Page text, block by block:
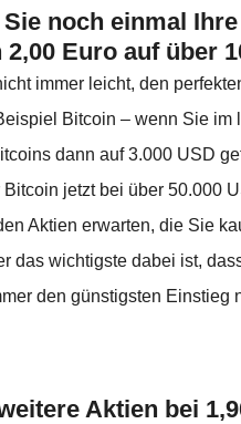
noch einmal
Euro auf über
immer leicht, den
Bitcoin – wenn Sie im
dann auf 3.000 USD
jetzt bei über 50.000
Aktien erwarten, die Sie
das wichtigste dabei ist,
den günstigsten Einstieg
Aktien bei